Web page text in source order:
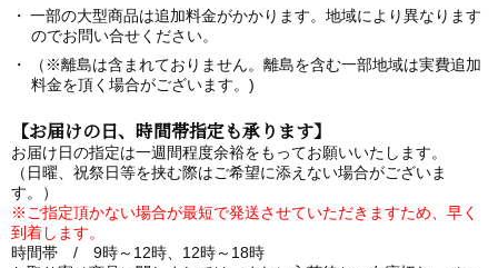
一部の大型商品は追加料金がかかります。地域により異なります
のでお問い合せください。
（※離島は含まれておりません。離島を含む一部地域は実費追加
料金を頂く場合がございます。)
【お届けの日、時間帯指定も承ります】
お届け日の指定は一週間程度余裕をもってお願いいたします。
（日曜、祝祭日等を挟む際はご希望に添えない場合がございま
す。）
※ご指定頂かない場合が最短で発送させていただきますため、早く
到着します。
時間帯 / 9時～12時、12時～18時